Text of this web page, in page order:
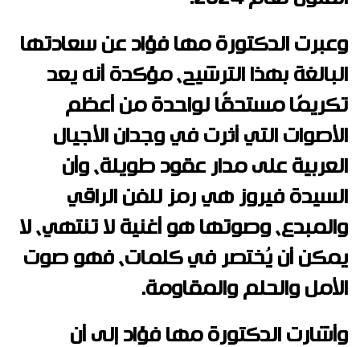
وعبرت الدكتورة مها فؤاد عن سعادتها
البالغة بهذا الترشيح، مؤكدة أنه يعد
تكريمًا مستحقًا لواحدة من أعظم
الأصوات التي أثرت في وجدان الأجيال
العربية على مدار عقود طويلة، وأن
السيدة فيروز هي رمز للفن الراقي
والمبدع، وصوتها هو أغنية لا تنتهي، لا
يمكن أن يُختصر في كلمات، فهو صوت
الأمل والحلم والمقاومة.
وأشارت الدكتورة مها فؤاد إلى أن